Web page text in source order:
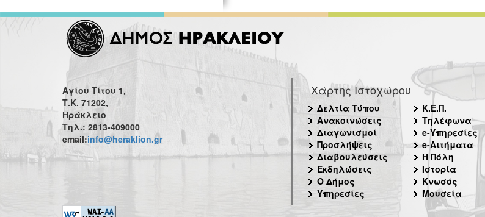
Αγίου Τίτου 1,
Τ.Κ. 71202,
Ηράκλειο
Τηλ.: 2813-409000
email:info@heraklion.gr
Χάρτης Ιστοχώρου
Δελτία Τύπου
Ανακοινώσεις
Διαγωνισμοί
Προσλήψεις
Διαβουλεύσεις
Εκδηλώσεις
Ο Δήμος
Υπηρεσίες
Κ.Ε.Π.
Τηλέφωνα
e-Υπηρεσίες
e-Αιτήματα
Η Πόλη
Ιστορία
Κνωσός
Μουσεία